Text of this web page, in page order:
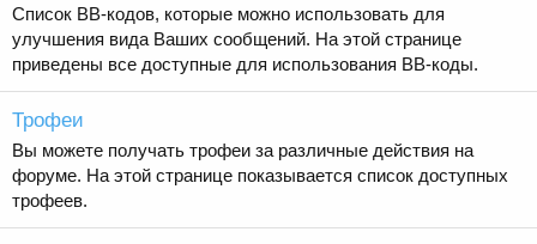
Список BB-кодов, которые можно использовать для
улучшения вида Ваших сообщений. На этой странице
приведены все доступные для использования BB-коды.
Трофеи
Вы можете получать трофеи за различные действия на
форуме. На этой странице показывается список доступных
трофеев.